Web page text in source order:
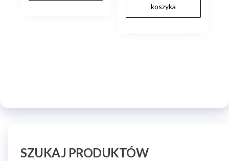
koszyka
SZUKAJ PRODUKTÓW